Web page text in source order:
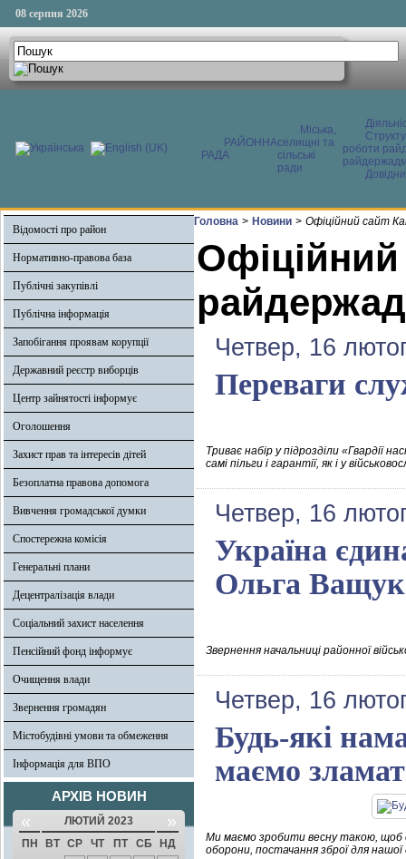
08 серпня 2026
РАЙОННА
РАДА
Міська,
селищні та
сільські
ради
роботи
Відомості про район
Нормативно-правова база
Публічні закупівлі
Публічна інформація
Запобігання проявам корупції
Державний реєстр виборців
Центр зайнятості інформує
Оголошення
Захист прав та інтересів дітей
Безоплатна правова допомога
Вивчення громадської думки
Спостережна комісія
Генеральні плани
Децентралізація влади
Соціальний захист населення
Пенсійний фонд інформує
Очищення влади
Звернення громадян
Містобудівні умови та обмеження
Інформація для ВПО
АРХІВ НОВИН
« ЛЮТИЙ 2023 »
ПН ВТ СР ЧТ ПТ СБ
НД
Головна > Новини > Офіційний сайт
Четвер, 16
Переваги
Триває набір у підрозділи «Гвардії
самі пільги і гарантії, як і у
Четвер, 16
Україна
Ольга Ващук
Звернення начальниці районної
Четвер, 16
Будь-які
маємо
Ми маємо зробити весну такою, щоб
оборони, постачання зброї для нашої